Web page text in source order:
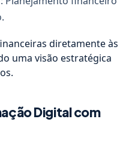
diretamente às
uma visão estratégica
Digital com